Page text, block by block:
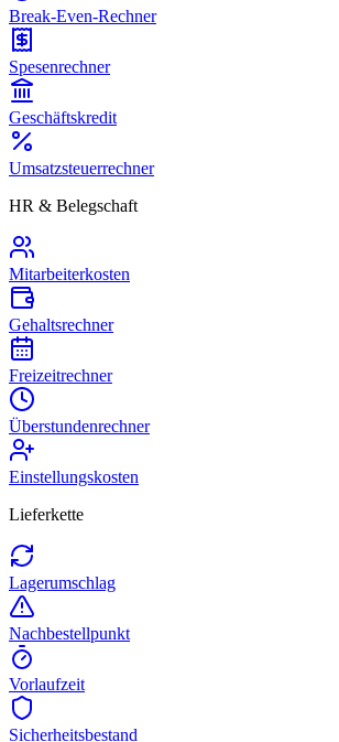
Break-Even-Rechner
Spesenrechner
Geschäftskredit
Umsatzsteuerrechner
HR & Belegschaft
Mitarbeiterkosten
Gehaltsrechner
Freizeitrechner
Überstundenrechner
Einstellungskosten
Lieferkette
Lagerumschlag
Nachbestellpunkt
Vorlaufzeit
Sicherheitsbestand